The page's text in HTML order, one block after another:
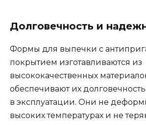
Долговечность и
Формы для выпечки с
покрытием изготавливаются из
высококачественных
обеспечивают их
в эксплуатации. Они не
высоких температурах и не